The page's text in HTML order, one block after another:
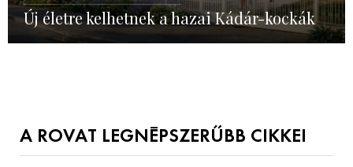
Új életre kelhetnek a hazai Kádár-kockák
A ROVAT LEGNÉPSZERŰBB CIKKEI